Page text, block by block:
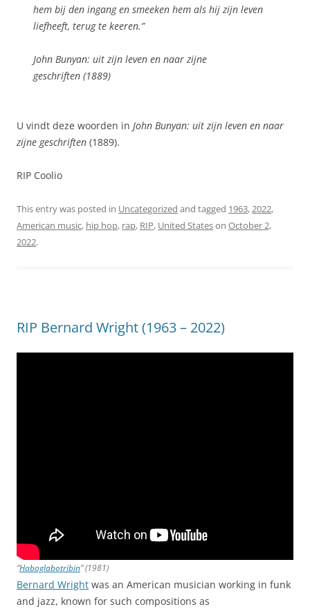
hem bij den ingang en smeeken hem als hij zijn leven
liefheeft, terug te keeren.”
John Bunyan: uit zijn leven en naar zijne
geschriften (1889)
U vindt deze woorden in John Bunyan: uit zijn leven en naar
zijne geschriften (1889).
RIP Coolio
This entry was posted in Uncategorized and tagged 1963,2022,
American music, hip hop, rap, RIP, United Stateson October 2,
2022.
RIP Bernard Wright (1963 – 2022)
“Haboglabotribin” (1981)
Bernard Wright was an American musician working in funk
and jazz, known for such compositions as